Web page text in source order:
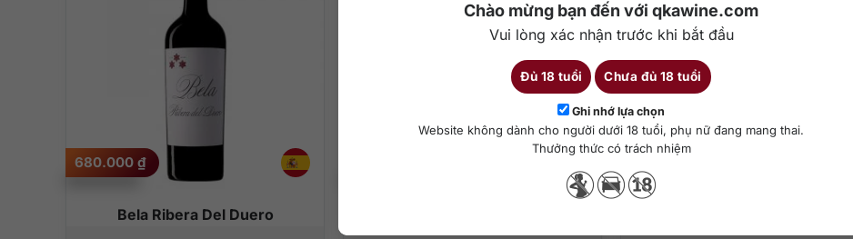
Chào mừng bạn đến với qkawine.com
Vui lòng xác nhận trước khi bắt đầu
Đủ 18 tuổi Chưa đủ 18 tuổi
Ghi nhớ lựa chọn
Website không dành cho người dưới 18 tuổi, phụ nữ đang mang thai.
Thưởng thức có trách nhiệm
Bela Ribera Del Duero
680.000 ₫